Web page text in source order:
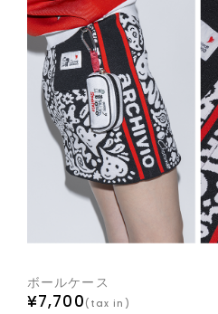
ボールケース
¥7,700 (tax in)